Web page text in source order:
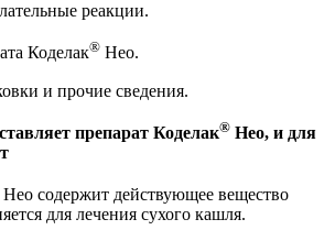
реакции.
Коделак® Нео.
и прочие сведения.
препарат Коделак® Нео, и для
Нео содержит действующее вещество
для лечения сухого кашля.